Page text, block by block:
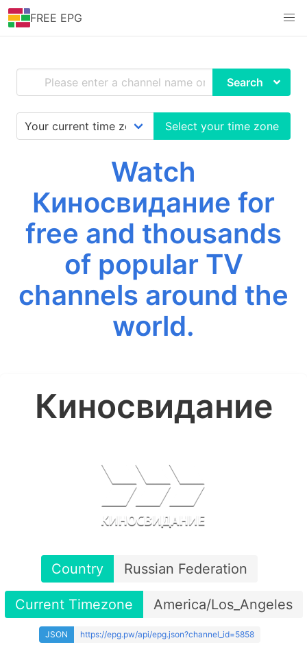
FREE EPG
Search
Select your time zone
Watch
Киносвидание for
free and thousands
of popular TV
channels around the
world.
Киносвидание
Country Russian Federation
Current Timezone America/Los_Angeles
JSON https://epg.pw/api/epg.json?channel_id=5858